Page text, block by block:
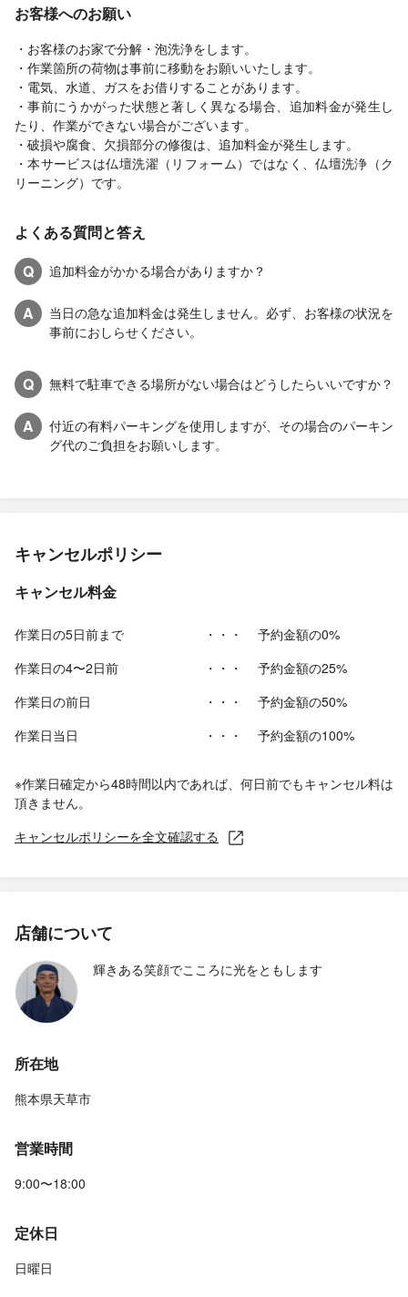
お客様へのお願い
・お客様のお家で分解・泡洗浄をします。
・作業箇所の荷物は事前に移動をお願いいたします。
・電気、水道、ガスをお借りすることがあります。
・事前にうかがった状態と著しく異なる場合、追加料金が発生し
たり、作業ができない場合がございます。
・破損や腐食、欠損部分の修復は、追加料金が発生します。
・本サービスは仏壇洗濯（リフォーム）ではなく、仏壇洗浄（ク
リーニング）です。
よくある質問と答え
Q
追加料金がかかる場合がありますか？
A
当日の急な追加料金は発生しません。必ず、お客様の状況を
事前におしらせください。
Q 無料で駐車できる場所がない場合はどうしたらいいですか？
A
付近の有料パーキングを使用しますが、その場合のパーキン
グ代のご負担をお願いします。
キャンセルポリシー
キャンセル料金
作業日の5日前まで ・・・
予約金額の0%
作業日の4〜2日前
・・・
予約金額の25%
作業日の前日
・・・
予約金額の50%
作業日当日
・・・ 予約金額の100%
※作業日確定から48時間以内であれば、何日前でもキャンセル料は
頂きません。
キャンセルポリシーを全文確認する
店舗について
輝きある笑顔でこころに光をともします
所在地
熊本県天草市
営業時間
9:00〜18:00
定休日
日曜日